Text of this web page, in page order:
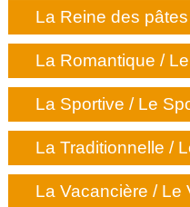
La Reine des
La Romantique /
La Sportive / Le
La Traditionnelle /
La Vacancière / Le